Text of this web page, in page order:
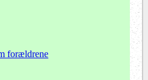
forældrene